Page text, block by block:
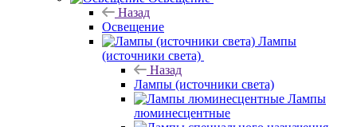
Назад
Освещение
Лампы
(источники света)
Назад
Лампы (источники света)
Лампы
люминесцентные